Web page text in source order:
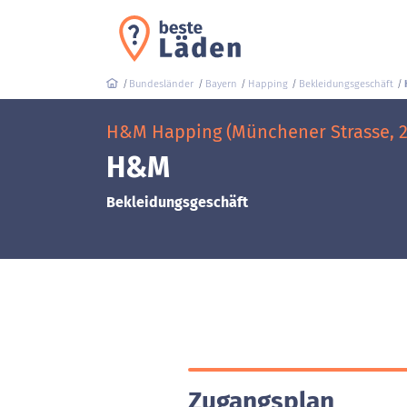
Bundesländer Bayern Happing Bekleidungsgeschäft
H&M Happing (Münchener Strasse,
H&M
Bekleidungsgeschäft